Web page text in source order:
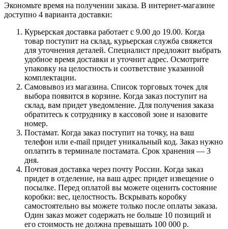
Экономьте время на получении заказа. В интернет-магазине
доступно 4 варианта доставки:
Курьерская доставка работает с 9.00 до 19.00. Когда
товар поступит на склад, курьерская служба свяжется
для уточнения деталей. Специалист предложит выбрать
удобное время доставки и уточнит адрес. Осмотрите
упаковку на целостность и соответствие указанной
комплектации.
Самовывоз из магазина. Список торговых точек для
выбора появится в корзине. Когда заказ поступит на
склад, вам придет уведомление. Для получения заказа
обратитесь к сотруднику в кассовой зоне и назовите
номер.
Постамат. Когда заказ поступит на точку, на ваш
телефон или e-mail придет уникальный код. Заказ нужно
оплатить в терминале постамата. Срок хранения — 3
дня.
Почтовая доставка через почту России. Когда заказ
придет в отделение, на ваш адрес придет извещение о
посылке. Перед оплатой вы можете оценить состояние
коробки: вес, целостность. Вскрывать коробку
самостоятельно вы можете только после оплаты заказа.
Один заказ может содержать не больше 10 позиций и
его стоимость не должна превышать 100 000 р.